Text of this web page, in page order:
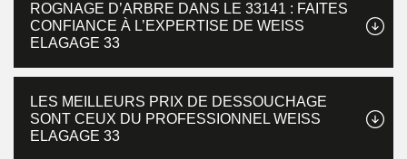
ROGNAGE D’ARBRE DANS LE 33141 : FAITES
CONFIANCE À L’EXPERTISE DE WEISS
ELAGAGE 33
LES MEILLEURS PRIX DE DESSOUCHAGE
SONT CEUX DU PROFESSIONNEL WEISS
ELAGAGE 33